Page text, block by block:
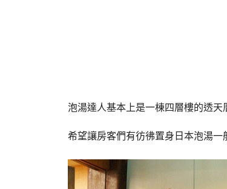
泡湯達人基本上是一棟四層樓的透天
希望讓房客們有彷彿置身日本泡湯一